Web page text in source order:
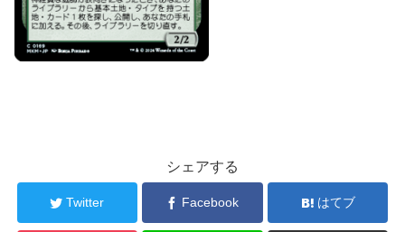
シェアする
Twitter Facebook はてブ